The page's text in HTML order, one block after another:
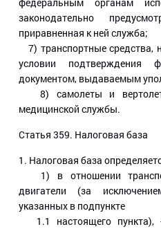
федеральным органам
законодательно
приравненная к ней служба;
7) транспортные средства,
условии подтверждения
документом, выдаваемым
8) самолеты и
медицинской службы.
Статья 359. Налоговая база
1. Налоговая база
1) в отношении
двигатели (за
указанных в подпункте
1.1 настоящего пункта),